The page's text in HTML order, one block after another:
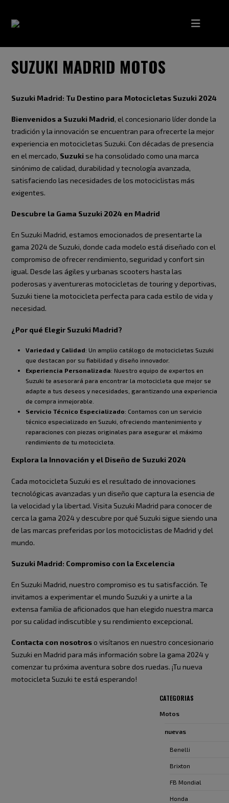
SUZUKI MADRID MOTOS
Suzuki Madrid: Tu Destino para Motocicletas Suzuki 2024
Bienvenidos a Suzuki Madrid, el concesionario líder donde la
tradición y la innovación se encuentran para ofrecerte la mejor
experiencia en motocicletas Suzuki. Con décadas de presencia
en el mercado, Suzuki se ha consolidado como una marca
sinónimo de calidad, durabilidad y tecnología avanzada,
satisfaciendo las necesidades de los motociclistas más
exigentes.
Descubre la Gama Suzuki 2024 en Madrid
En Suzuki Madrid, estamos emocionados de presentarte la
gama 2024 de Suzuki, donde cada modelo está diseñado con el
compromiso de ofrecer rendimiento, seguridad y confort sin
igual. Desde las ágiles y urbanas scooters hasta las
poderosas y aventureras motocicletas de touring y deportivas,
Suzuki tiene la motocicleta perfecta para cada estilo de vida y
necesidad.
¿Por qué Elegir Suzuki Madrid?
Variedad y Calidad: Un amplio catálogo de motocicletas Suzuki
que destacan por su fiabilidad y diseño innovador.
Experiencia Personalizada: Nuestro equipo de expertos en
Suzuki te asesorará para encontrar la motocicleta que mejor se
adapte a tus deseos y necesidades, garantizando una experiencia
de compra inmejorable.
Servicio Técnico Especializado: Contamos con un servicio
técnico especializado en Suzuki, ofreciendo mantenimiento y
reparaciones con piezas originales para asegurar el máximo
rendimiento de tu motocicleta.
Explora la Innovación y el Diseño de Suzuki 2024
Cada motocicleta Suzuki es el resultado de innovaciones
tecnológicas avanzadas y un diseño que captura la esencia de
la velocidad y la libertad. Visita Suzuki Madrid para conocer de
cerca la gama 2024 y descubre por qué Suzuki sigue siendo una
de las marcas preferidas por los motociclistas de Madrid y del
mundo.
Suzuki Madrid: Compromiso con la Excelencia
En Suzuki Madrid, nuestro compromiso es tu satisfacción. Te
invitamos a experimentar el mundo Suzuki y a unirte a la
extensa familia de aficionados que han elegido nuestra marca
por su calidad indiscutible y su rendimiento excepcional.
Contacta con nosotroso visítanos en nuestro concesionario
Suzuki en Madrid para más información sobre la gama 2024 y
comenzar tu próxima aventura sobre dos ruedas. ¡Tu nueva
motocicleta Suzuki te está esperando!
CATEGORIAS
Motos
nuevas
Benelli
Brixton
FB Mondial
Honda